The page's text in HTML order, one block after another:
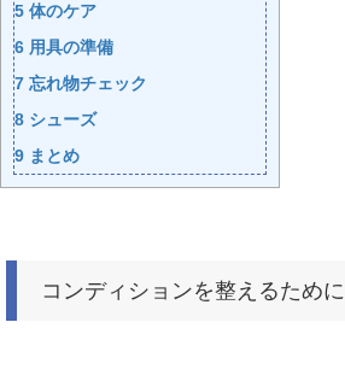
5 体のケア
6 用具の準備
7 忘れ物チェック
8 シューズ
9 まとめ
コンディションを整えるために